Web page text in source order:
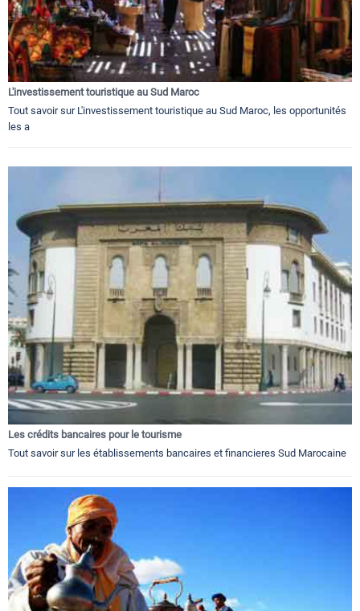
L'investissement touristique au Sud Maroc
Tout savoir sur L'investissement touristique au Sud Maroc, les opportunités
les a
Les crédits bancaires pour le tourisme
Tout savoir sur les établissements bancaires et financieres Sud Marocaine